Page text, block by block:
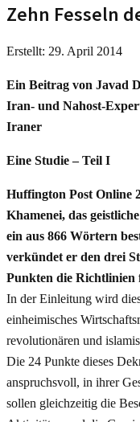
Zehn Fesseln
Erstellt: 29. April 2014
Ein Beitrag von Javad
Iran- und Nahost-
Iraner
Eine Studie – Teil I
Huffington Post Online
Khamenei, das
ein aus 866 Wörtern
verkündet er den drei
Punkten die Richtlinien
In der Einleitung wird
einheimisches
revolutionären und
Die 24 Punkte dieses
anspruchsvoll, in ihrer
sollen gleichzeitig die